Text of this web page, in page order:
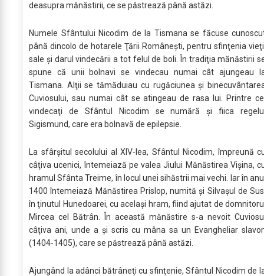
deasupra mănăstirii, ce se păstrează până astăzi.
Numele Sfântului Nicodim de la Tismana se făcuse
până dincolo de hotarele Ţării Româneşti, pentru sfinţenia
sale şi darul vindecării a tot felul de boli. În tradiţia mănăstirii
spune că unii bolnavi se vindecau numai cât ajungeau
Tismana. Alţii se tămăduiau cu rugăciunea şi
Cuviosului, sau numai cât se atingeau de rasa lui. Printre
vindecaţi de Sfântul Nicodim se numără şi fiica
Sigismund, care era bolnavă de epilepsie.
La sfârşitul secolului al XIV-lea, Sfântul Nicodim, împreună
câţiva ucenici, întemeiază pe valea Jiului Mănăstirea Vişina,
hramul Sfânta Treime, în locul unei sihăstrii mai vechi. Iar în
1400 întemeiază Mănăstirea Prislop, numită şi Silvaşul de
în ţinutul Hunedoarei, cu acelaşi hram, fiind ajutat de
Mircea cel Bătrân. În această mănăstire s-a nevoit
câţiva ani, unde a şi scris cu mâna sa un Evangheliar
(1404-1405), care se păstrează până astăzi.
Ajungând la adânci bătrâneţi cu sfinţenie, Sfântul Nicodim de